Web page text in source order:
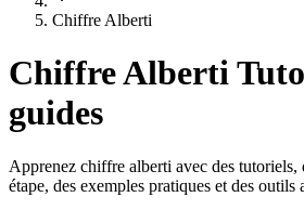
Chiffre Alberti
Chiffre Alberti
guides
Apprenez chiffre alberti avec des tutoriels,
étape, des exemples pratiques et des outils